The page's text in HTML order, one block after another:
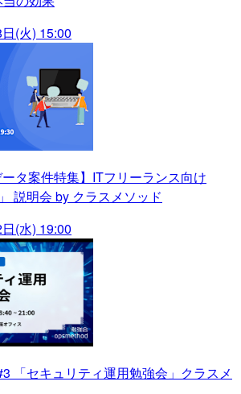
(火) 15:00
ータ案件特集】ITフリーランス向け
説明会 by クラスメソッド
(水) 19:00
「セキュリティ運用勉強会」クラスメ